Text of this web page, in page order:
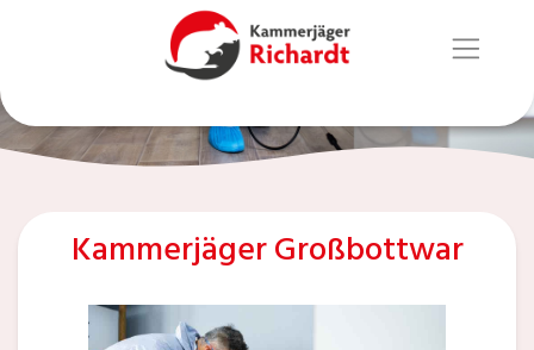
Kammerjäger Großbottwar